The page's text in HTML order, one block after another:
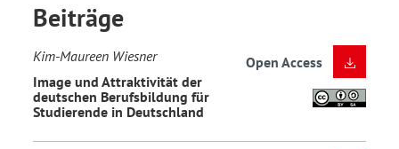
Beiträge
Kim-Maureen Wiesner
Image und Attraktivität der
deutschen Berufsbildung für
Studierende in Deutschland
Open Access